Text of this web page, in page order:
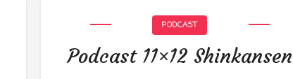
PODCAST
Podcast 11×12 Shinkansen